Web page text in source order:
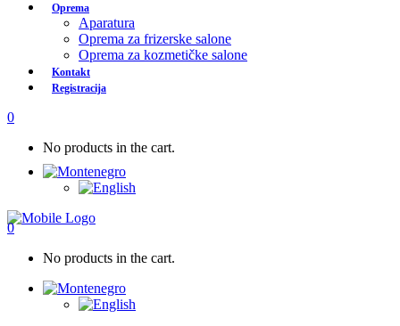
Oprema
Aparatura
Oprema za frizerske salone
Oprema za kozmetičke salone
Kontakt
Registracija
0
No products in the cart.
0
No products in the cart.